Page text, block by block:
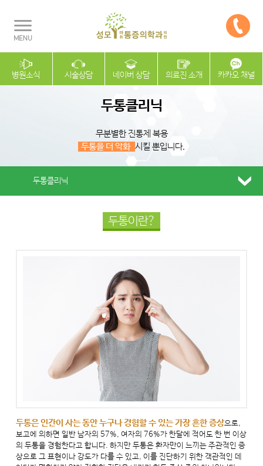
병원소식 시술상담 네이버 상담 의료진 소개 카카오 채널
두통클리닉
무분별한 진통제 복용
두통을 더 악화 시킬 뿐입니다.
두통클리닉
두통이란?
두통은 인간이 사는 동안 누구나 경험할 수 있는 가장 흔한 증상으로,
보고에 의하면 일반 남자의 57%, 여자의 76%가 한달에 적어도 한 번 이상
의 두통을 경험한다고 합니다. 하지만 두통은 환자만이 느끼는 주관적인 증
상으로 그 표현이나 강도가 다를 수 있고, 이를 진단하기 위한 객관적인 데